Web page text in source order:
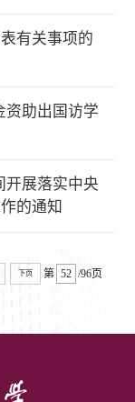
有关事项的
资助出国访学
开展落实中央
的通知
下页 第 /96页